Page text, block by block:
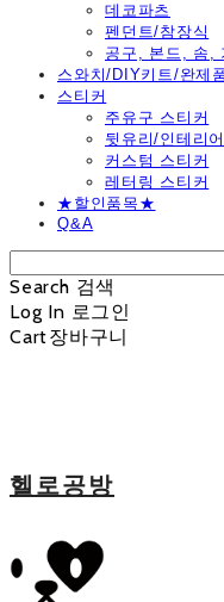
데코파츠
펜던트/참장식
공구, 본드, 솜,
스와치/DIY키트/완제
스티커
주유구 스티커
뒷유리/인테리어
커스텀 스티커
레터링 스티커
★할인품목★
Q&A
Search 검색
Log In 로그인
Cart장바구니
헬로공방